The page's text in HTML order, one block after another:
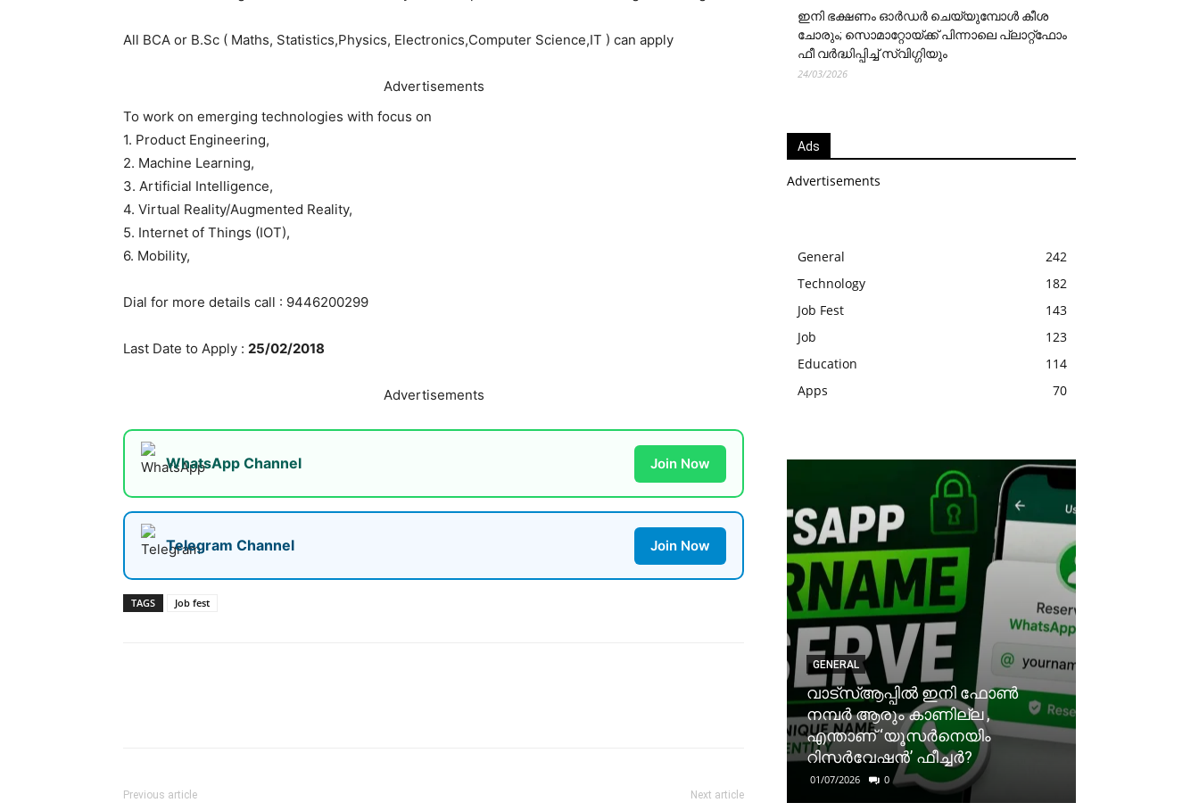
All BCA or B.Sc ( Maths, Statistics,Physics, Electronics,Computer Science,IT ) can apply
Advertisements
To work on emerging technologies with focus on
1. Product Engineering,
2. Machine Learning,
3. Artificial Intelligence,
4. Virtual Reality/Augmented Reality,
5. Internet of Things (IOT),
6. Mobility,
Dial for more details call : 9446200299
Last Date to Apply : 25/02/2018
Advertisements
WhatsApp Channel Join Now
Telegram Channel Join Now
TAGS Job fest
Previous article Next article
ഇനി ഭക്ഷണം ഓർഡർ ചെയ്യുമ്പോൾ കീശ
ചോരും; സൊമാറ്റോയ്ക്ക് പിന്നാലെ പ്ലാറ്റ്‌ഫോം
ഫീ വർദ്ധിപ്പിച്ച് സ്വിഗ്ഗിയും
24/03/2026
Ads
Advertisements
General
242
Technology
182
Job Fest
143
Job
123
Education
114
Apps
70
GENERAL
വാട്‌സ്ആപ്പിൽ ഇനി ഫോൺ
നമ്പർ ആരും കാണില്ല ,
എന്താണ് ‘യൂസർനെയിം
റിസർവേഷൻ’ ഫീച്ചർ?
01/07/2026 0